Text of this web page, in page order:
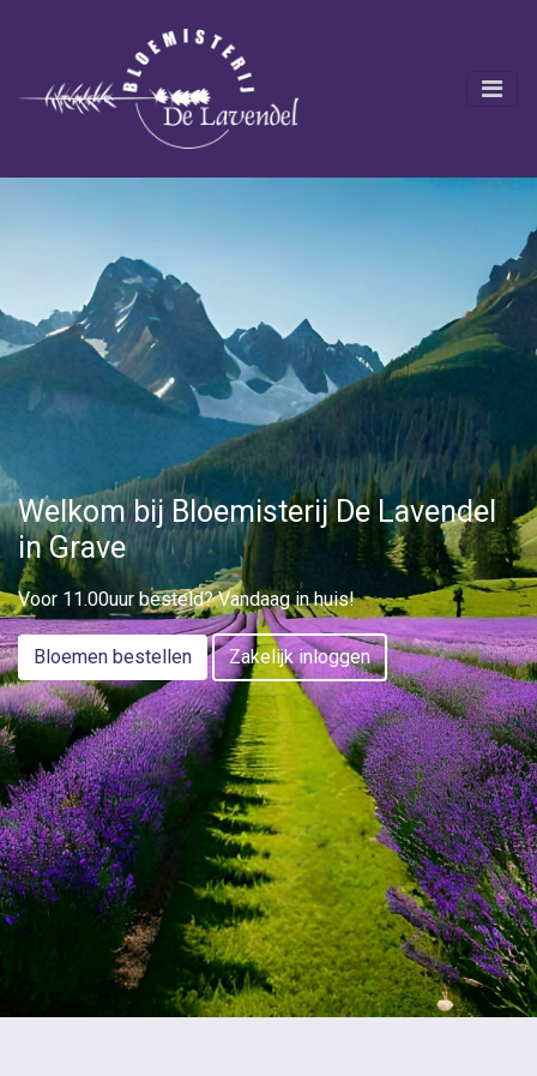
Welkom bij Bloemisterij De Lavendel
in Grave
Voor 11.00uur besteld? Vandaag in huis!
Bloemen bestellen Zakelijk inloggen